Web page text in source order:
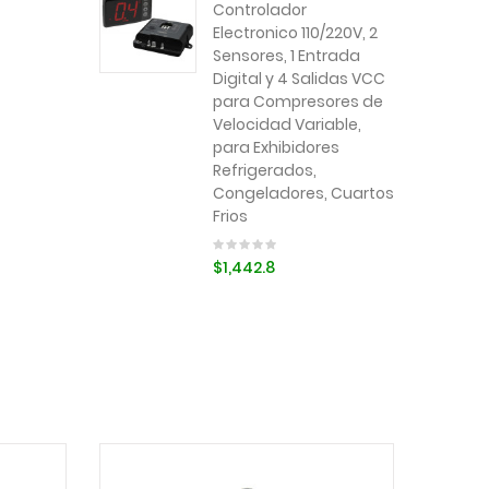
Controlador
Electronico 110/220V, 2
Sensores, 1 Entrada
Digital y 4 Salidas VCC
para Compresores de
Velocidad Variable,
para Exhibidores
Refrigerados,
Congeladores, Cuartos
Frios
$1,442.8